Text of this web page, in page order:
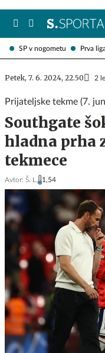
SP v nogometu Prva
Petek, 7. 6. 2024, 22.50 2
Prijateljske tekme (7.
Southgate
hladna prha
tekmece
Avtor: Š. L. 1,54